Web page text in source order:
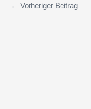
← Vorheriger Beitrag